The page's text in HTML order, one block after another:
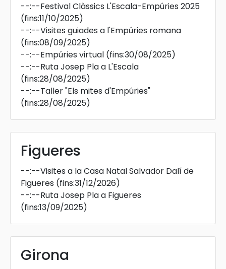
--:--Festival Clàssics L'Escala-Empúries 2025
(fins:11/10/2025)
--:--Visites guiades a l'Empúries romana
(fins:08/09/2025)
--:--Empúries virtual (fins:30/08/2025)
--:--Ruta Josep Pla a L'Escala
(fins:28/08/2025)
--:--Taller "Els mites d'Empúries"
(fins:28/08/2025)
Figueres
--:--Visites a la Casa Natal Salvador Dalí de
Figueres (fins:31/12/2026)
--:--Ruta Josep Pla a Figueres
(fins:13/09/2025)
Girona